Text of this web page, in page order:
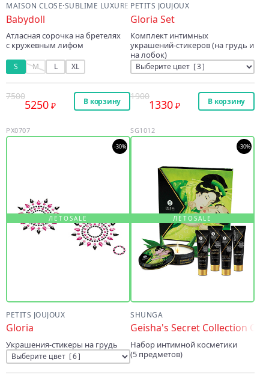
MAISON CLOSE·SUBLIME LUXURE
Babydoll
Атласная сорочка на бретелях
с кружевным лифом
S M L XL
7500
5250 В корзину
PETITS JOUJOUX
Gloria Set
Комплект интимных
украшений-стикеров (на грудь и
на лобок)
1900
1330 В корзину
ЛЕТОSALE
PETITS JOUJOUX
Gloria
Украшения-стикеры на грудь
PX0707
-30%
ЛЕТОSALE
SHUNGA
Geisha's Secret Collection
Набор интимной косметики
(5 предметов)
SG1012
-30%